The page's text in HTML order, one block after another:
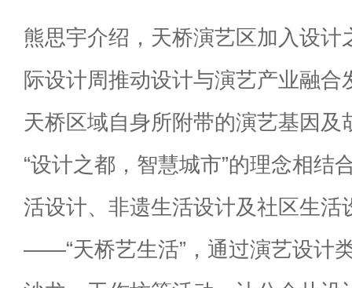
熊思宇介绍，天桥演艺区加入设计
际设计周推动设计与演艺产业融合
天桥区域自身所附带的演艺基因及
“设计之都，智慧城市”的理念相结
活设计、非遗生活设计及社区生活
——“天桥艺生活”，通过演艺设计